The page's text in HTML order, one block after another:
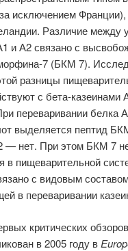
исключением
Различие между
и А2 связано с
7 (БКМ 7).
разницы
с бета-казеинами
переваривании белка
выделяется пептид
— нет. При этом БКМ 7
в пищеварительной
с видовым
в переваривании
критических
в 2005 году в